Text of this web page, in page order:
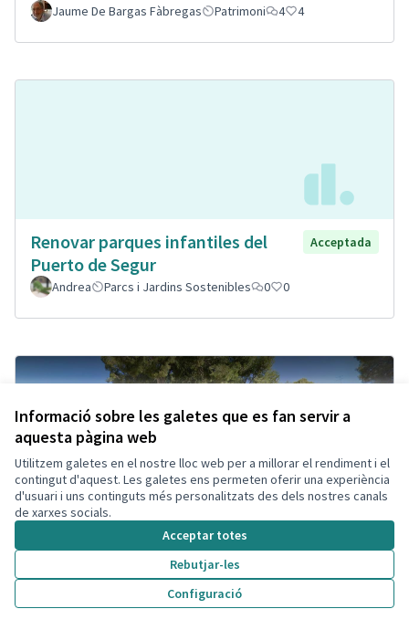
Informació sobre les galetes que es fan servir a
aquesta pàgina web
Utilitzem galetes en el nostre lloc web per a millorar el rendiment i el
contingut d'aquest. Les galetes ens permeten oferir una experiència
d'usuari i uns continguts més personalitzats des dels nostres canals
de xarxes socials.
Acceptar totes
Rebutjar-les
Configuració
Jaume De Bargas Fàbregas
Patrimoni 4 4
Renovar parques infantiles del
Puerto de Segur
Acceptada
Andrea Parcs i Jardins Sostenibles 0 0
Ganar visibilidad estación Segur,